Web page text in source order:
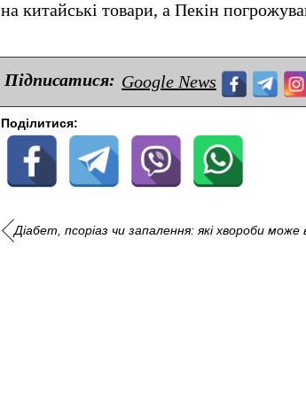
на китайські товари, а Пекін
Підписатися: Google News
Поділитися:
Діабет, псоріаз чи запалення: які хвороби може